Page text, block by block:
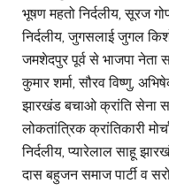
भूषण महतो निर्दलीय, सूरज
निर्दलीय, जुगसलाई जुगल
जमशेदपुर पूर्व से भाजपा नेता
कुमार शर्मा, सौरव विष्णु,
झारखंड बचाओ क्रांति सेना
लोकतांत्रिक क्रांतिकारी
निर्दलीय, प्यारेलाल साहू
दास बहुजन समाज पार्टी व